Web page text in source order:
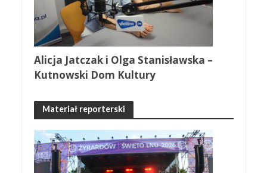
Alicja Jatczak i Olga Stanisławska –
Kutnowski Dom Kultury
Materiał reporterski